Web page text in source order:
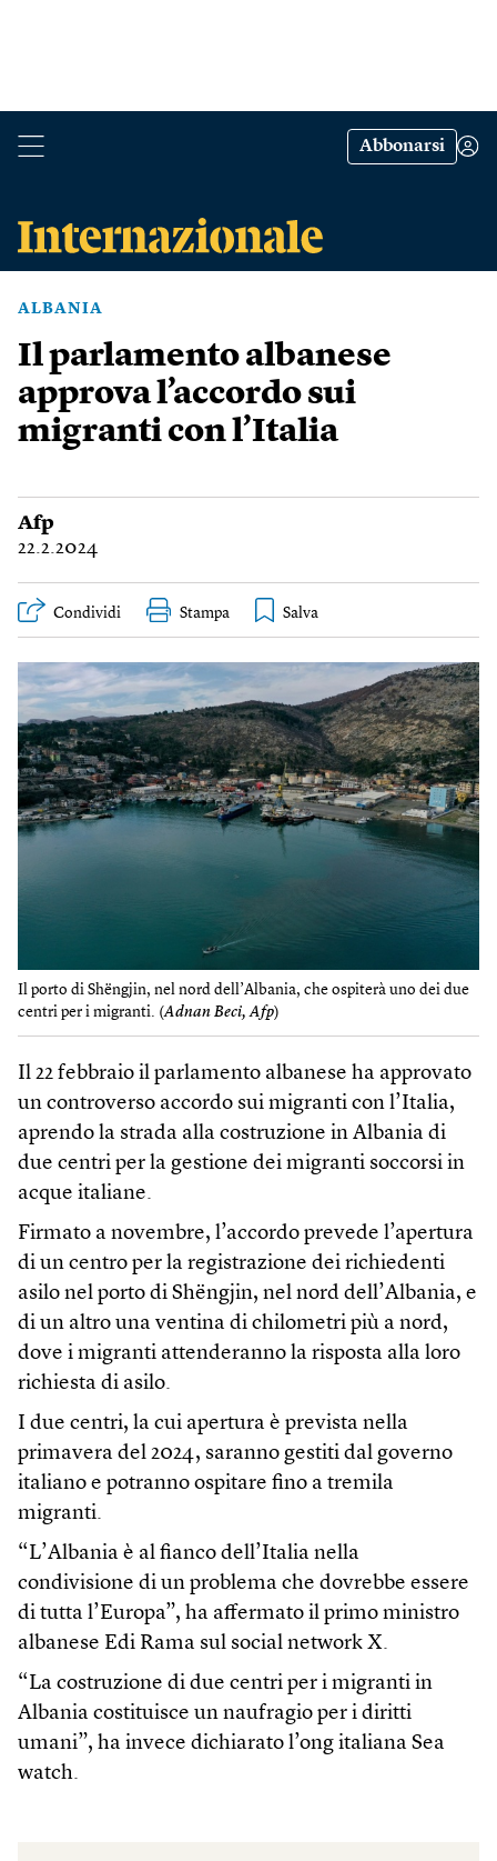
Abbonarsi
ALBANIA
Il parlamento albanese
approva l’accordo sui
migranti con l’Italia
Afp
22.2.2024
Condividi Stampa
Il porto di Shëngjin, nel nord dell’Albania, che ospiterà uno dei due
centri per i migranti. (Adnan Beci, Afp)
Il 22 febbraio il parlamento albanese ha approvato
un controverso accordo sui migranti con l’Italia,
aprendo la strada alla costruzione in Albania di
due centri per la gestione dei migranti soccorsi in
acque italiane.
Firmato a novembre, l’accordo prevede l’apertura
di un centro per la registrazione dei richiedenti
asilo nel porto di Shëngjin, nel nord dell’Albania, e
di un altro una ventina di chilometri più a nord,
dove i migranti attenderanno la risposta alla loro
richiesta di asilo.
I due centri, la cui apertura è prevista nella
primavera del 2024, saranno gestiti dal governo
italiano e potranno ospitare fino a tremila
migranti.
“L’Albania è al fianco dell’Italia nella
condivisione di un problema che dovrebbe essere
di tutta l’Europa”, ha affermato il primo ministro
albanese Edi Rama sul social network X.
“La costruzione di due centri per i migranti in
Albania costituisce un naufragio per i diritti
umani”, ha invece dichiarato l’ong italiana Sea
watch.